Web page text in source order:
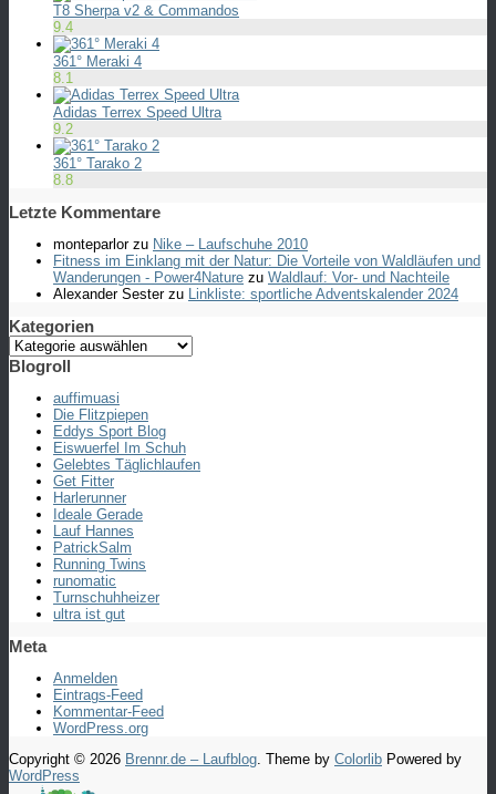
T8 Sherpa v2 & Commandos
9.4
361° Meraki 4
8.1
Adidas Terrex Speed Ultra
9.2
361° Tarako 2
8.8
Letzte Kommentare
monteparlorzu Nike – Laufschuhe 2010
Fitness im Einklang mit der Natur: Die Vorteile von Waldläufen und
Wanderungen - Power4Nature zu Waldlauf: Vor- und Nachteile
Alexander Sesterzu Linkliste: sportliche Adventskalender 2024
Kategorien
Kategorien
Blogroll
auffimuasi
Die Flitzpiepen
Eddys Sport Blog
Eiswuerfel Im Schuh
Gelebtes Täglichlaufen
Get Fitter
Harlerunner
Ideale Gerade
Lauf Hannes
PatrickSalm
Running Twins
runomatic
Turnschuhheizer
ultra ist gut
Meta
Anmelden
Eintrags-Feed
Kommentar-Feed
WordPress.org
Copyright © 2026 Brennr.de – Laufblog . Theme by Colorlib Powered by
WordPress